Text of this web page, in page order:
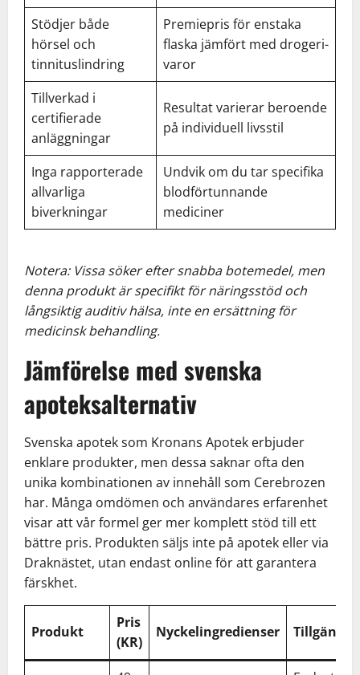
Stödjer både
hörsel och
tinnituslindring
Premiepris för enstaka
flaska jämfört med drogeri-
varor
Tillverkad i
certifierade
anläggningar
Resultat varierar beroende
på individuell livsstil
Inga rapporterade
allvarliga
biverkningar
Undvik om du tar specifika
blodförtunnande
mediciner
Notera: Vissa söker efter snabba botemedel, men
denna produkt är specifikt för näringsstöd och
långsiktig auditiv hälsa, inte en ersättning för
medicinsk behandling.
Jämförelse med svenska
apoteksalternativ
Svenska apotek som Kronans Apotek erbjuder
enklare produkter, men dessa saknar ofta den
unika kombinationen av innehåll som Cerebrozen
har. Många omdömen och användares erfarenhet
visar att vår formel ger mer komplett stöd till ett
bättre pris. Produkten säljs inte på apotek eller via
Draknästet, utan endast online för att garantera
färskhet.
Produkt
Pris
(KR)
Nyckelingredienser